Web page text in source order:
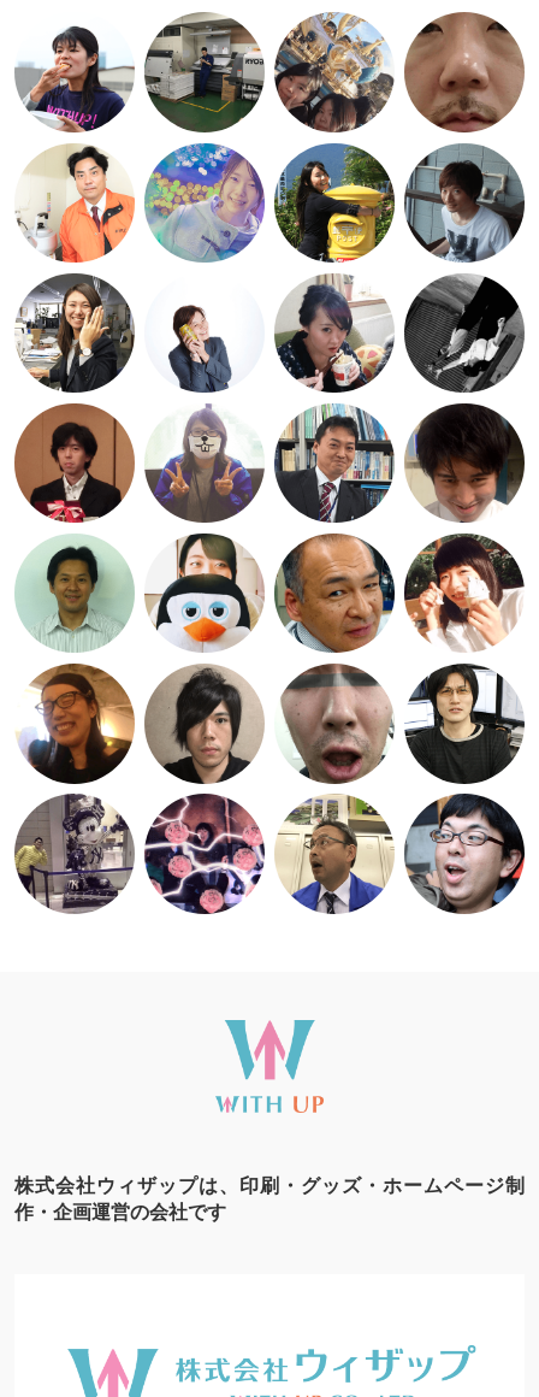
株式会社ウィザップは、印刷・グッズ・ホームページ制
作・企画運営の会社です